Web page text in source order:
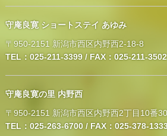
守庵良寛 ショートステイ あゆみ
〒950-2151 新潟市西区内野西2-18-8
TEL：025-211-3399 / FAX：025-211-3502
守庵良寛の里 内野西
〒950-2151 新潟市西区内野西2丁目10番
TEL：025-263-6700 / FAX：025-378-